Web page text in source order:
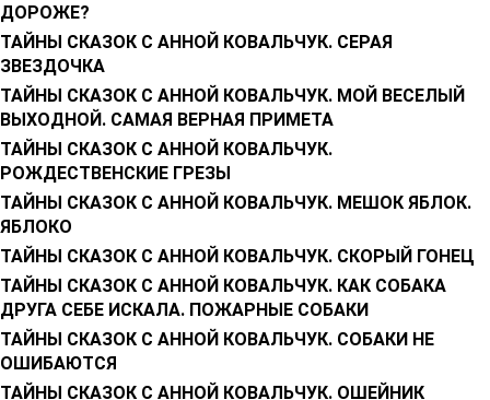
ДОРОЖЕ?
ТАЙНЫ СКАЗОК С АННОЙ КОВАЛЬЧУК. СЕРАЯ
ЗВЕЗДОЧКА
ТАЙНЫ СКАЗОК С АННОЙ КОВАЛЬЧУК. МОЙ ВЕСЕЛЫЙ
ВЫХОДНОЙ. САМАЯ ВЕРНАЯ ПРИМЕТА
ТАЙНЫ СКАЗОК С АННОЙ КОВАЛЬЧУК.
РОЖДЕСТВЕНСКИЕ ГРЕЗЫ
ТАЙНЫ СКАЗОК С АННОЙ КОВАЛЬЧУК. МЕШОК ЯБЛОК.
ЯБЛОКО
ТАЙНЫ СКАЗОК С АННОЙ КОВАЛЬЧУК. СКОРЫЙ ГОНЕЦ
ТАЙНЫ СКАЗОК С АННОЙ КОВАЛЬЧУК. КАК СОБАКА
ДРУГА СЕБЕ ИСКАЛА. ПОЖАРНЫЕ СОБАКИ
ТАЙНЫ СКАЗОК С АННОЙ КОВАЛЬЧУК. СОБАКИ НЕ
ОШИБАЮТСЯ
ТАЙНЫ СКАЗОК С АННОЙ КОВАЛЬЧУК. ОШЕЙНИК